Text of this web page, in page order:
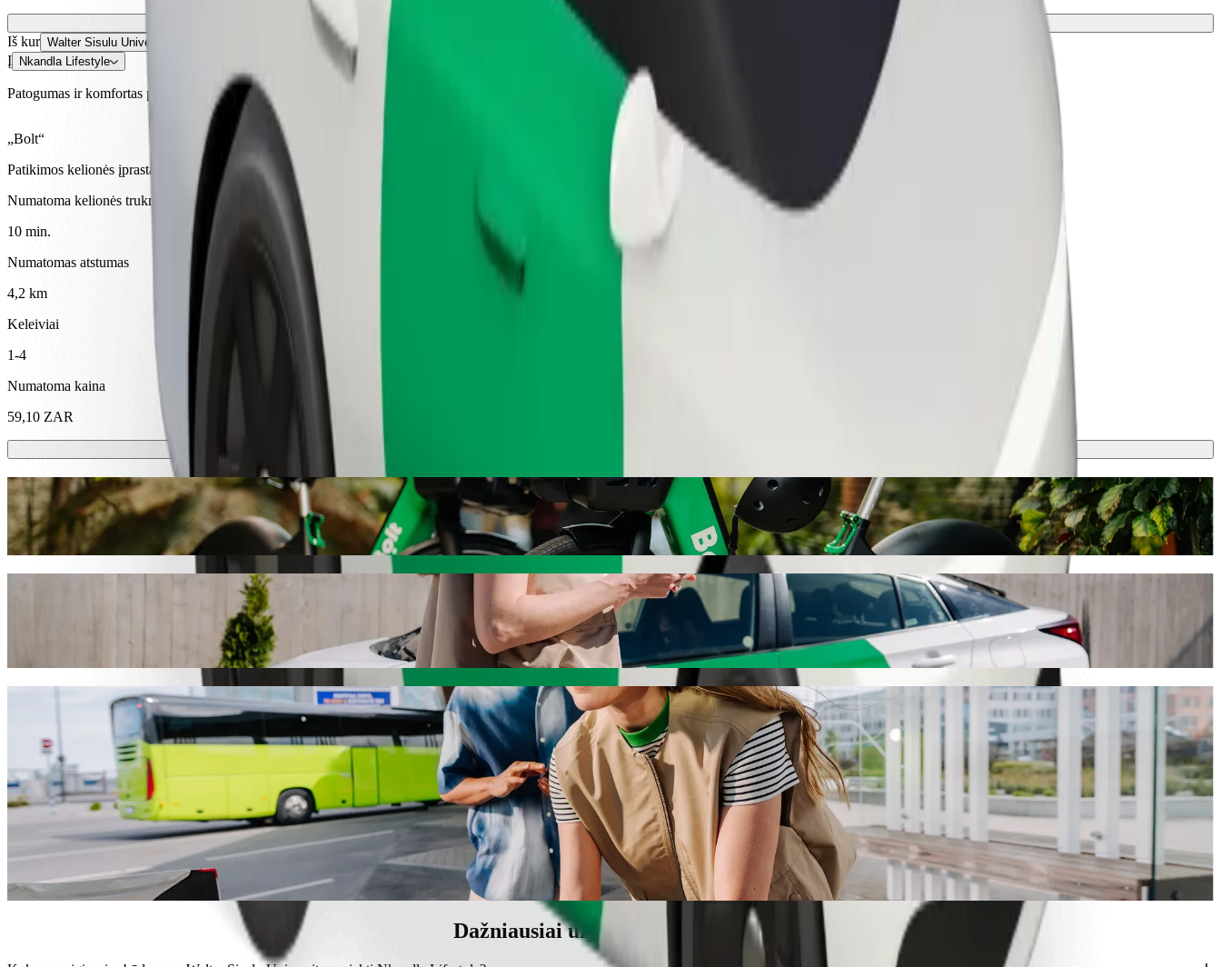
Atsisiųsti programėlę
Iš kur Walter Sisulu University
Į Nkandla Lifestyle
Patogumas ir komfortas pasiekiami vos keliais spustelėjimais!
„Bolt“
Patikimos kelionės įprastais vidutinio dydžio automobiliais
Numatoma kelionės trukmė
10 min.
Numatomas atstumas
4,2 km
Keleiviai
1-4
Numatoma kaina
59,10 ZAR
Paspirtukai ir el. dviračiai
Mieste keliaukite paspirtuku arba el. dviračiu
Atsisiųsti programėlę „Bolt“
Nuo Walter Sisulu University iki Nkandla Lifestyle keliaukite su „Bolt“
Norite pasiekti Nkandla Lifestyle už geresnę kainą? Rinkitės „Bolt“ pavėžėjimo paslaugas. Su „Bolt“ kelionė truks apie 10 min. ir kainuos maždaug 55,00 ZAR ZAR. Kad ir kokia proga bebūtų, rasime jums
tinkamiausią transporto priemonę.
„Bolt“ paslaugos kelionei iš Walter Sisulu University į Nkandla Lifestyle
Daug bagažo? Rinkitės „XL“ kategoriją – joje telpa iki 6 keleivių.
Norite atvykti stilingai? Išbandykite „Bolt“ premium automobilius.
Keliausite su vaikais? Išsikvieskite automobilį, kuriame bus paaukštinimas vaikui.
Keliausite su augintiniais? Išbandykite keliones, skirtas augintiniams.
Reikia papildomos pagalbos? Kategorijoje „Assist“ rasite transporto priemonių, pritaikytų vežimėliui (Pritaikyta vežimėliui).
Nebrangios kelionės? Rinkitės kompaktišką „Bolt Basic“ automobilį – kainuos mažiau.
Atsisiųsti programėlę „Bolt“
Dažniausiai užduodami klausimai